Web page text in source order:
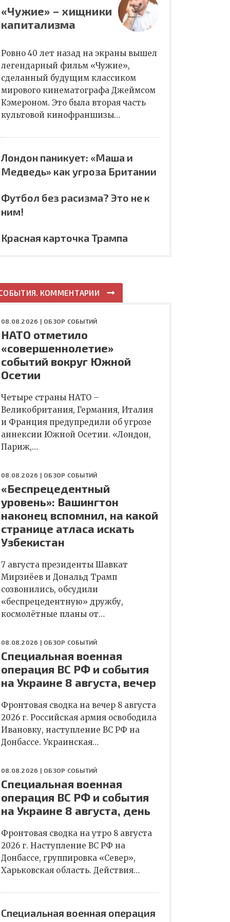
«Чужие» – хищники
капитализма
Ровно 40 лет назад на экраны вышел
легендарный фильм «Чужие»,
сделанный будущим классиком
мирового кинематографа Джеймсом
Кэмероном. Это была вторая часть
культовой кинофраншизы…
Лондон паникует: «Маша и
Медведь» как угроза Британии
Футбол без расизма? Это не к
ним!
Красная карточка Трампа
КОММЕНТАРИИ
08.08.2026 | ОБЗОР СОБЫТИЙ
НАТО отметило
«совершеннолетие»
событий вокруг Южной
Осетии
Четыре страны НАТО –
Великобритания, Германия, Италия
и Франция предупредили об угрозе
аннексии Южной Осетии. «Лондон,
Париж,…
08.08.2026 | ОБЗОР СОБЫТИЙ
«Беспрецедентный
уровень»: Вашингтон
наконец вспомнил, на какой
странице атласа искать
Узбекистан
7 августа президенты Шавкат
Мирзиёев и Дональд Трамп
созвонились, обсудили
«беспрецедентную» дружбу,
космолётные планы от…
08.08.2026 | ОБЗОР СОБЫТИЙ
Специальная военная
операция ВС РФ и события
на Украине 8 августа, вечер
Фронтовая сводка на вечер 8 августа
2026 г. Российская армия освободила
Ивановку, наступление ВС РФ на
Донбассе. Украинская…
08.08.2026 | ОБЗОР СОБЫТИЙ
Специальная военная
операция ВС РФ и события
на Украине 8 августа, день
Фронтовая сводка на утро 8 августа
2026 г. Наступление ВС РФ на
Донбассе, группировка «Север»,
Харьковская область. Действия…
Специальная военная операция